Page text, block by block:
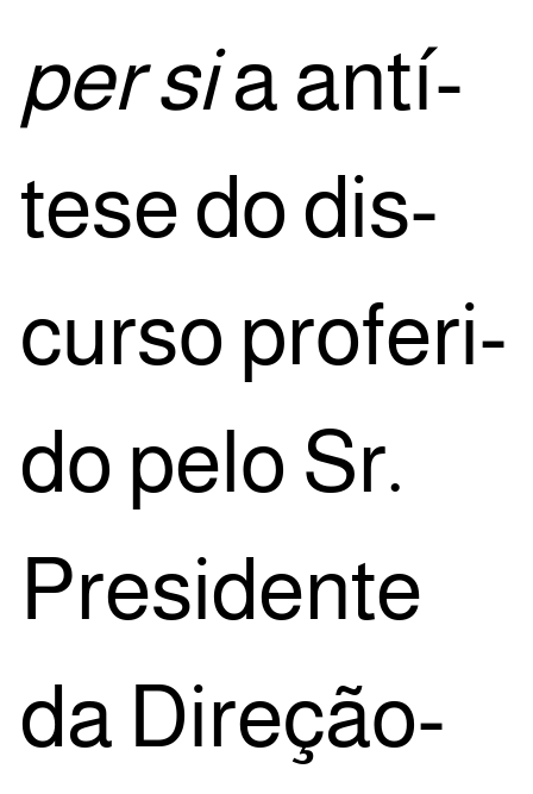
per sia antí­
te­se do dis­
cur­so pro­fe­ri­
do pelo Sr.
Pre­si­den­te
da Dire­ção-